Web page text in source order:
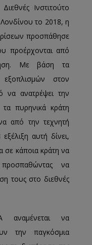
Ινστιτούτο
το 2018, η
προσπάθησε
προέρχονται από
Με βάση τα
στον
να ανατρέψει την
τα πυρηνικά κράτη
από την τεχνητή
αυτή δίνει,
σε κάποια κράτη να
να
τους στο διεθνές
αναμένεται να
την παγκόσμια